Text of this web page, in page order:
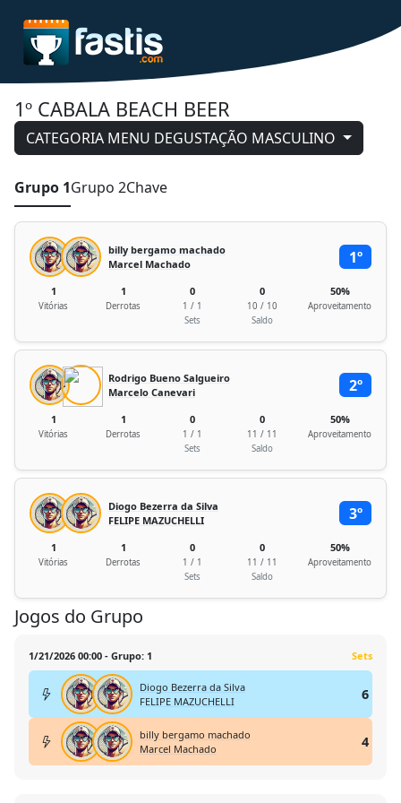
1º CABALA BEACH BEER
CATEGORIA MENU DEGUSTAÇÃO MASCULINO
Grupo 1Grupo 2Chave
billy bergamo machado
Marcel Machado
1º
1
Vitórias
1
Derrotas
0
1 / 1
Sets
0
10 / 10
Saldo
50%
Aproveitamento
Rodrigo Bueno Salgueiro
Marcelo Canevari
2º
1
Vitórias
1
Derrotas
0
1 / 1
Sets
0
11 / 11
Saldo
50%
Aproveitamento
Diogo Bezerra da Silva
FELIPE MAZUCHELLI
3º
1
Vitórias
1
Derrotas
0
1 / 1
Sets
0
11 / 11
Saldo
50%
Aproveitamento
Jogos do Grupo
1/21/2026 00:00 - Grupo: 1 Sets
Diogo Bezerra da Silva
FELIPE MAZUCHELLI
6
billy bergamo machado
Marcel Machado
4